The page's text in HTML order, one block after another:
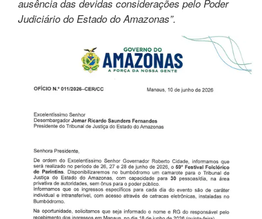
ausência das devidas considerações pelo Poder
Judiciário do Estado do Amazonas”.